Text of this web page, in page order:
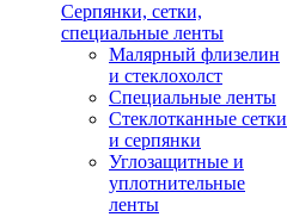
Серпянки, сетки,
специальные ленты
Малярный флизелин
и стеклохолст
Специальные ленты
Стеклотканные сетки
и серпянки
Углозащитные и
уплотнительные
ленты